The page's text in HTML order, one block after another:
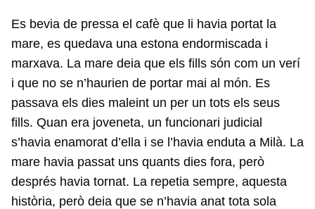
Es bevia de pressa el cafè que li havia portat la
mare, es quedava una estona endormiscada i
marxava. La mare deia que els fills són com un verí
i que no se n’haurien de portar mai al món. Es
passava els dies maleint un per un tots els seus
fills. Quan era joveneta, un funcionari judicial
s’havia enamorat d’ella i se l’havia enduta a Milà. La
mare havia passat uns quants dies fora, però
després havia tornat. La repetia sempre, aquesta
història, però deia que se n’havia anat tota sola